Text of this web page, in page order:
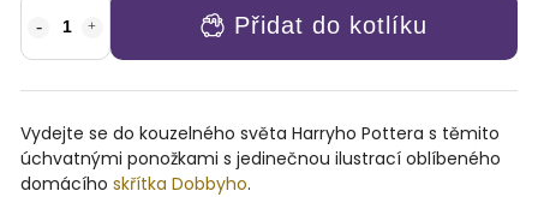
Přidat do kotlíku
Vydejte se do kouzelného světa Harryho Pottera s těmito
úchvatnými ponožkami s jedinečnou ilustrací oblíbeného
domácího skřítka Dobbyho.